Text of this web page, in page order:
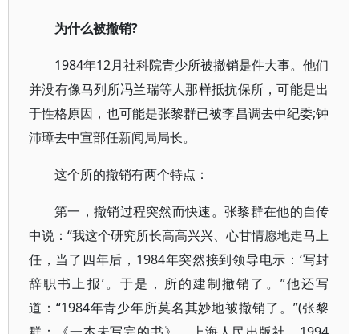
为什么被撤销?
1984年12月社科院青少所被撤销是件大事。他们
并没有像马列所冯兰瑞等人那样抵抗保所，可能是出
于性格原因，也可能是张黎群已被李昌调去中纪委;钟
沛璋去中宣部任新闻局局长。
这个所的撤销有两个特点：
第一，撤销过程突然而快速。张黎群在他的自传
中说：“我这个研究所长高高兴兴、心甘情愿地走马上
任，当了四年后，1984年突然接到领导电示：‘写封
辞职书上报’。于是，所的建制撤销了。”他还写
道：“1984年青少年所莫名其妙地被撤销了。”(张黎